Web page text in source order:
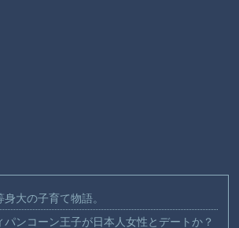
大の子育て物語。
パンコーン王子が日本人女性とデートか？